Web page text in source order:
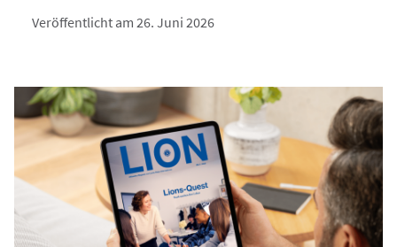
Veröffentlicht am 26. Juni 2026